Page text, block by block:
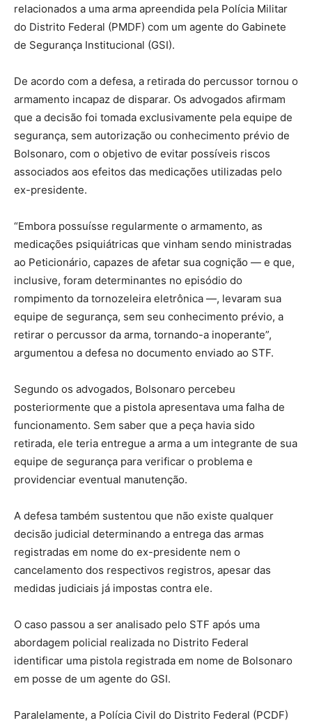
relacionados a uma arma apreendida pela Polícia Militar
do Distrito Federal (PMDF) com um agente do Gabinete
de Segurança Institucional (GSI).
De acordo com a defesa, a retirada do percussor tornou o
armamento incapaz de disparar. Os advogados afirmam
que a decisão foi tomada exclusivamente pela equipe de
segurança, sem autorização ou conhecimento prévio de
Bolsonaro, com o objetivo de evitar possíveis riscos
associados aos efeitos das medicações utilizadas pelo
ex-presidente.
“Embora possuísse regularmente o armamento, as
medicações psiquiátricas que vinham sendo ministradas
ao Peticionário, capazes de afetar sua cognição — e que,
inclusive, foram determinantes no episódio do
rompimento da tornozeleira eletrônica —, levaram sua
equipe de segurança, sem seu conhecimento prévio, a
retirar o percussor da arma, tornando-a inoperante”,
argumentou a defesa no documento enviado ao STF.
Segundo os advogados, Bolsonaro percebeu
posteriormente que a pistola apresentava uma falha de
funcionamento. Sem saber que a peça havia sido
retirada, ele teria entregue a arma a um integrante de sua
equipe de segurança para verificar o problema e
providenciar eventual manutenção.
A defesa também sustentou que não existe qualquer
decisão judicial determinando a entrega das armas
registradas em nome do ex-presidente nem o
cancelamento dos respectivos registros, apesar das
medidas judiciais já impostas contra ele.
O caso passou a ser analisado pelo STF após uma
abordagem policial realizada no Distrito Federal
identificar uma pistola registrada em nome de Bolsonaro
em posse de um agente do GSI.
Paralelamente, a Polícia Civil do Distrito Federal (PCDF)